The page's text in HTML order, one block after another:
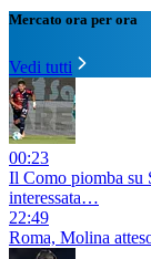
Mercato ora per ora
Vedi tutti
00:23
Il Como piomba su
interessata…
22:49
Roma, Molina